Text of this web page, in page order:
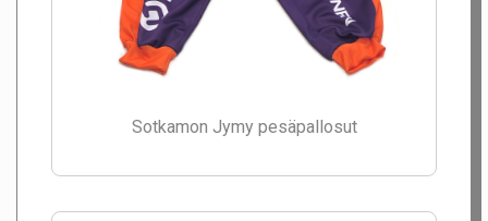
Sotkamon Jymy pesäpallosut